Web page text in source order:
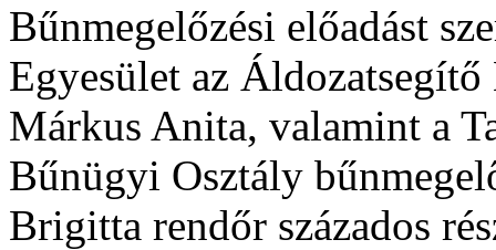
Bűnmegelőzési előadást
Egyesület az
Márkus Anita, valamint a
Bűnügyi Osztály
Brigitta rendőr százados